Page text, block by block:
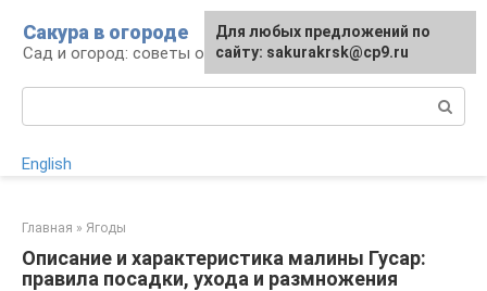
контенту
Сакура в огороде
Сад и огород: советы огородникам
English
Главная » Ягоды
Описание и характеристика малины Гусар:
правила посадки, ухода и размножения
Для любых предложений по
сайту: sakurakrsk@cp9.ru